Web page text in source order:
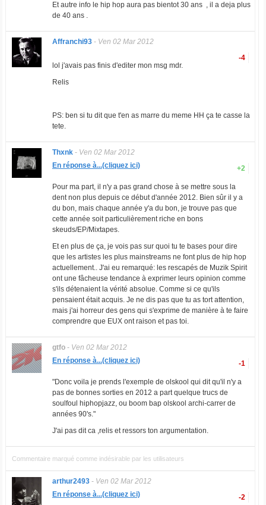
Et autre info le hip hop aura pas bientot 30 ans , il a deja plus
de 40 ans .
Affranchi93- Ven 02 Mar 2012
-4
lol j'avais pas finis d'editer mon msg mdr.
Relis
PS: ben si tu dit que t'en as marre du meme HH ça te casse la
tete.
Thxnk- Ven 02 Mar 2012
+2
En réponse à...(cliquez ici)
Pour ma part, il n'y a pas grand chose à se mettre sous la
dent non plus depuis ce début d'année 2012. Bien sûr il y a
du bon, mais chaque année y'a du bon, je trouve pas que
cette année soit particulièrement riche en bons
skeuds/EP/Mixtapes.
Et en plus de ça, je vois pas sur quoi tu te bases pour dire
que les artistes les plus mainstreams ne font plus de hip hop
actuellement.. J'ai eu remarqué: les rescapés de Muzik Spirit
ont une fâcheuse tendance à exprimer leurs opinion comme
s'ils détenaient la vérité absolue. Comme si ce qu'ils
pensaient était acquis. Je ne dis pas que tu as tort attention,
mais j'ai horreur des gens qui s'exprime de manière à te faire
comprendre que EUX ont raison et pas toi.
gtfo- Ven 02 Mar 2012
-1
En réponse à...(cliquez ici)
"Donc voila je prends l'exemple de olskool qui dit qu'il n'y a
pas de bonnes sorties en 2012 a part quelque trucs de
soulfoul hiphopjazz, ou boom bap olskool archi-carrer de
années 90's."
J'ai pas dit ca ,relis et ressors ton argumentation.
Commentaire marqué comme indésirable par les utilisateurs
arthur2493- Ven 02 Mar 2012
-2
En réponse à...(cliquez ici)